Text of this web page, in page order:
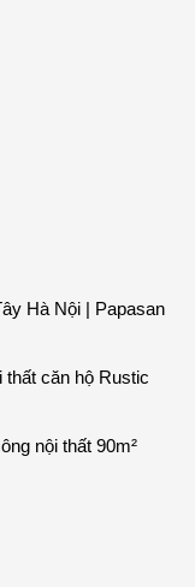
Hà Nội | Papasan
thất căn hộ Rustic
nội thất 90m²